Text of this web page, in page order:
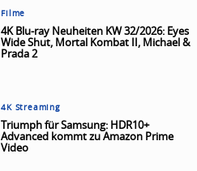
Filme
4K Blu-ray Neuheiten KW 32/2026: Eyes
Wide Shut, Mortal Kombat II, Michael &
Prada 2
4K Streaming
Triumph für Samsung: HDR10+
Advanced kommt zu Amazon Prime
Video